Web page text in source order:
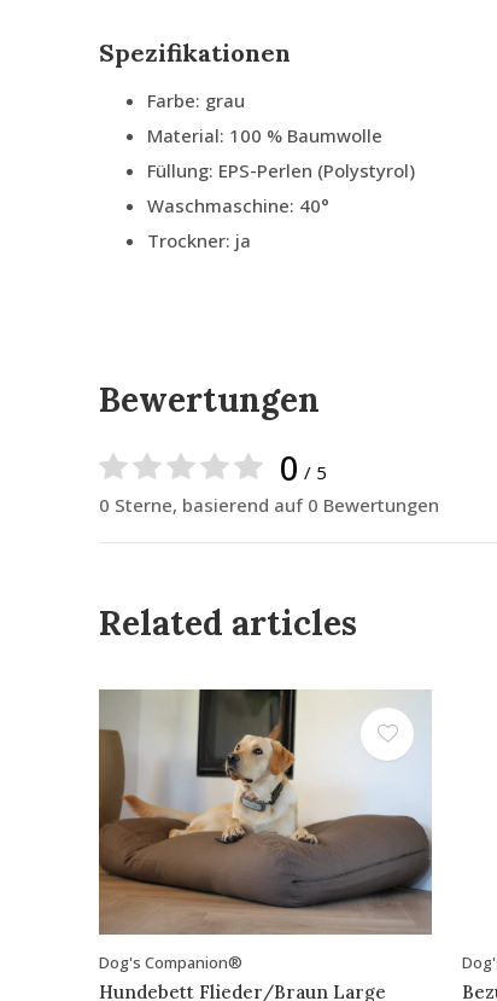
Spezifikationen
Farbe: grau
Material: 100 % Baumwolle
Füllung: EPS-Perlen (Polystyrol)
Waschmaschine: 40°
Trockner: ja
Bewertungen
0 / 5
0 Sterne, basierend auf 0 Bewertungen
Related articles
Dog's Companion®
Hundebett Flieder/Braun Large